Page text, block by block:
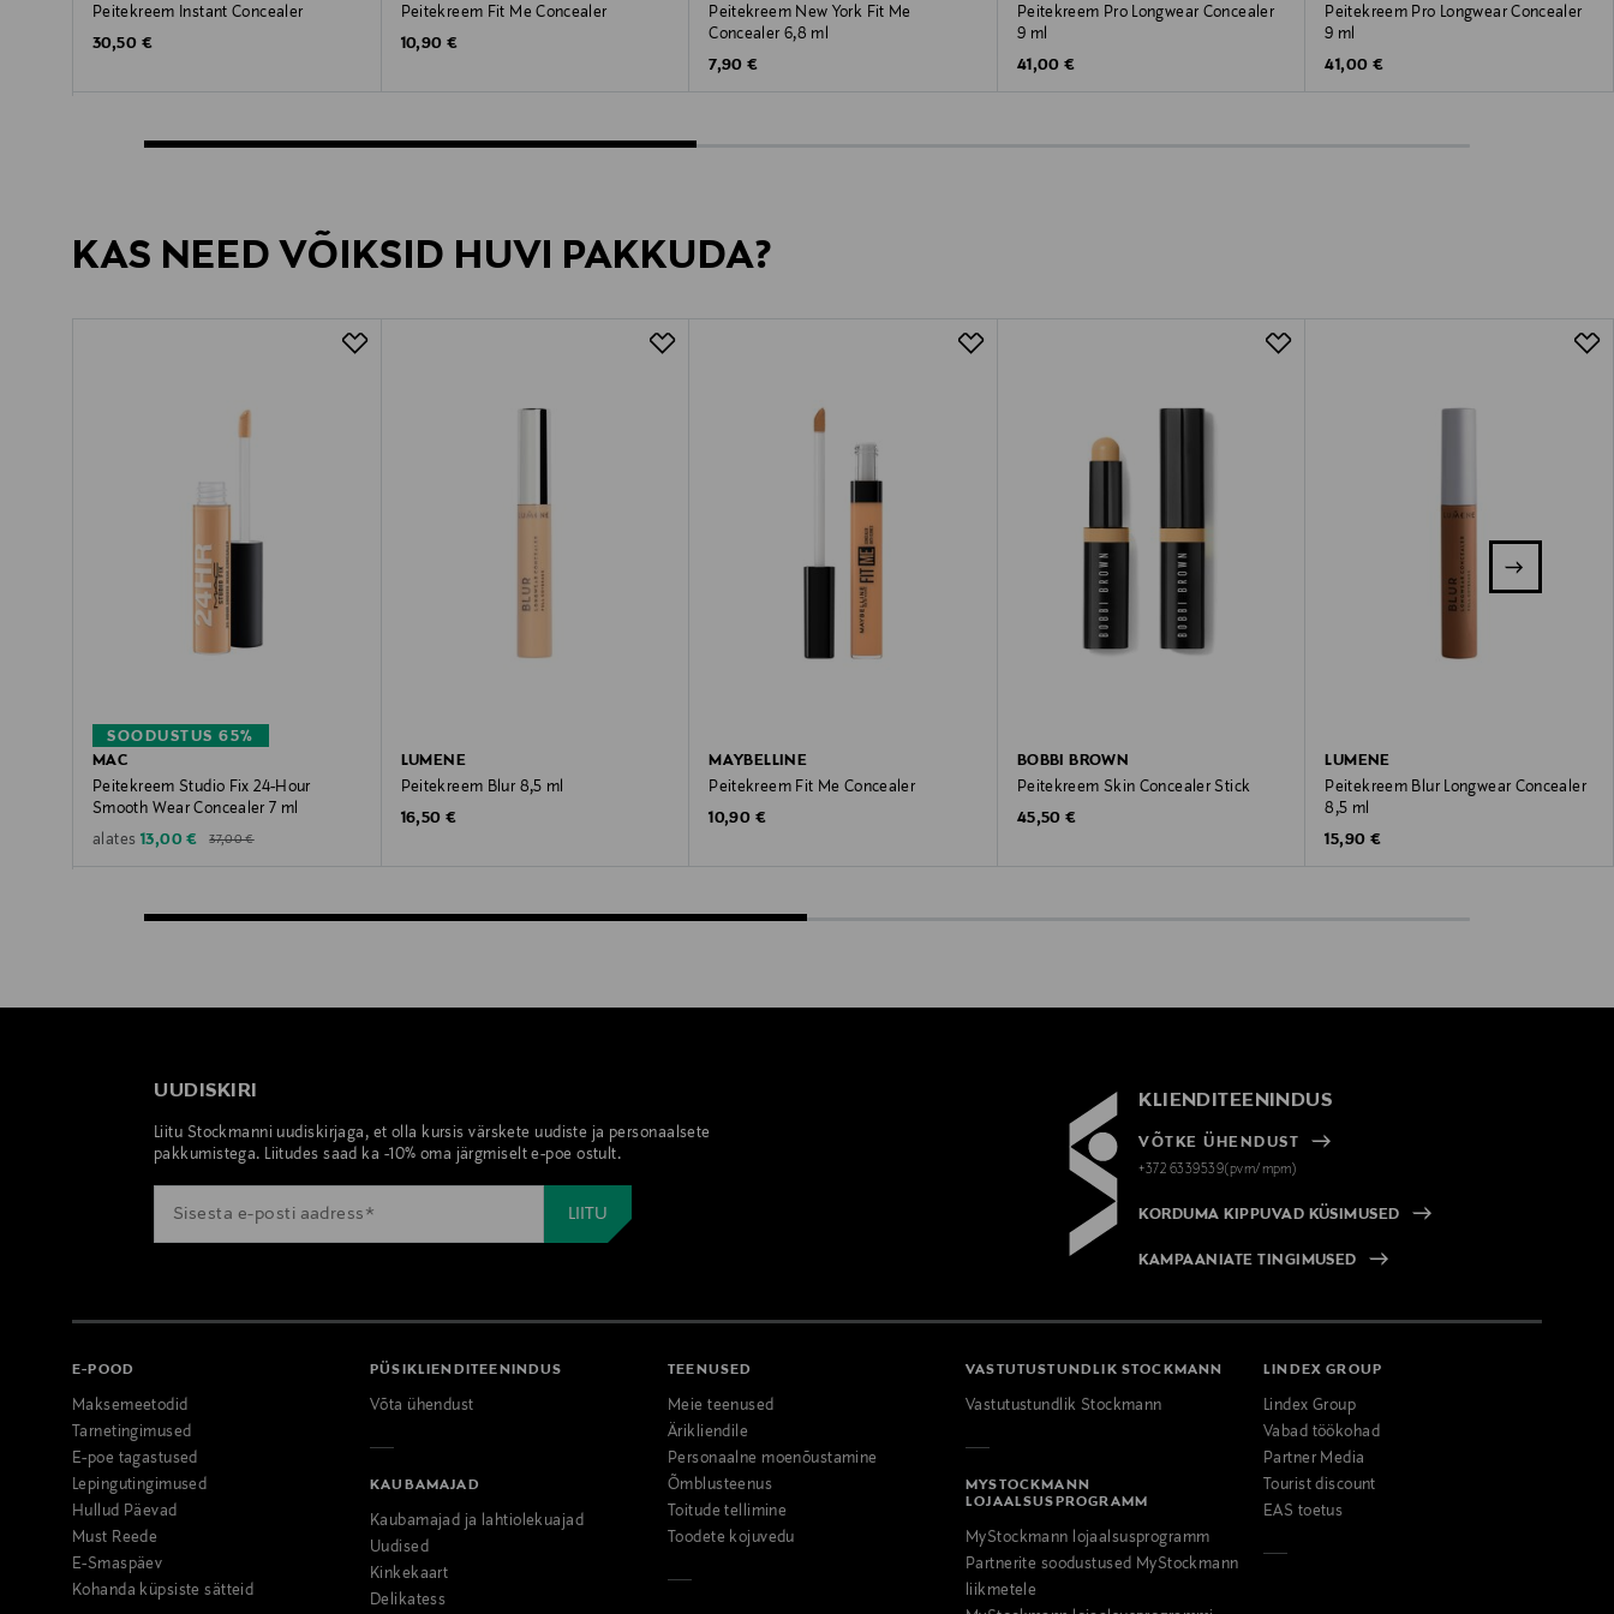
Peitekreem Instant Concealer
Original Price
30,50 €
Peitekreem Fit Me Concealer
Original Price
10,90 €
Peitekreem New York Fit Me
Concealer 6,8 ml
Original Price
7,90 €
Peitekreem Pro Longwear Concealer
9 ml
Original Price
41,00 €
Peitekreem Pro Longwear Concealer
9 ml
Original Price
41,00 €
KAS NEED VÕIKSID HUVI PAKKUDA?
SOODUSTUS 65%
MAC
Peitekreem Studio Fix 24-Hour
Smooth Wear Concealer 7 ml
alates Discounted Price
13,00 € Original Price
37,00 €
LUMENE
Peitekreem Blur 8,5 ml
Original Price
16,50 €
MAYBELLINE
Peitekreem Fit Me Concealer
Original Price
10,90 €
BOBBI BROWN
Peitekreem Skin Concealer Stick
Original Price
45,50 €
LUMENE
Peitekreem Blur Longwear Concealer
8,5 ml
Original Price
15,90 €
UUDISKIRI
Liitu Stockmanni uudiskirjaga, et olla kursis värskete uudiste ja personaalsete
pakkumistega. Liitudes saad ka -10% oma järgmiselt e-poe ostult.
KLIENDITEENINDUS
VÕTKE ÜHENDUST
+372 6339539(pvm/mpm)
KORDUMA KIPPUVAD KÜSIMUSED
KAMPAANIATE TINGIMUSED
E-POOD
Maksemeetodid
Tarnetingimused
E-poe tagastused
Lepingutingimused
Hullud Päevad
Must Reede
E-Smaspäev
Kohanda küpsiste sätteid
PÜSIKLIENDITEENINDUS
Võta ühendust
KAUBAMAJAD
Kaubamajad ja lahtiolekuajad
Uudised
Kinkekaart
Delikatess
TEENUSED
Meie teenused
Ärikliendile
Personaalne moenõustamine
Õmblusteenus
Toitude tellimine
Toodete kojuvedu
VASTUTUSTUNDLIK STOCKMANN
Vastutustundlik Stockmann
MYSTOCKMANN
LOJAALSUSPROGRAMM
MyStockmann lojaalsusprogramm
Partnerite soodustused MyStockmann
liikmetele
LINDEX GROUP
Lindex Group
Vabad töökohad
Partner Media
Tourist discount
EAS toetus